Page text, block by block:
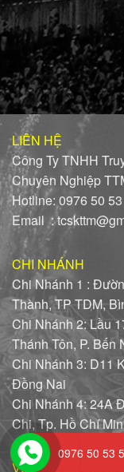
LIÊN HỆ
Công Ty TNHH
Chuyên Nghiệp
Hotline: 0976 50
Email :
CHI NHÁNH
Chi Nhánh 1 :
Thành, TP TDM,
Chi Nhánh 2: Lầu
Thánh Tôn, P. Bến
Chi Nhánh 3: D11
Đồng Nai
Chi Nhánh 4: 24A
Chi, Tp. Hồ Chí
VIDEO
0976 50 53